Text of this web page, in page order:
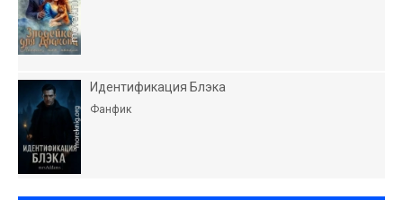
Идентификация Блэка
Фанфик